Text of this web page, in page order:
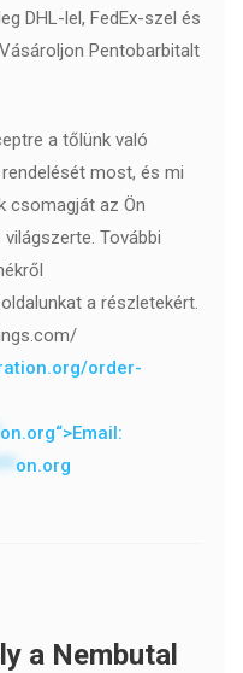
DHL-lel, FedEx-szel és
Pentobarbitalt
a tőlünk való
most, és mi
csomagját az Ön
További
a részletekért.
order-
on.org“>Email:
on.org
a Nembutal